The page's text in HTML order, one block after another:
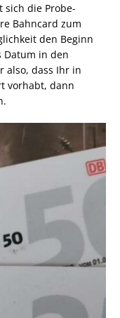
sich die Probe-
Bahncard zum
den Beginn
Datum in den
also, dass Ihr in
vorhabt, dann